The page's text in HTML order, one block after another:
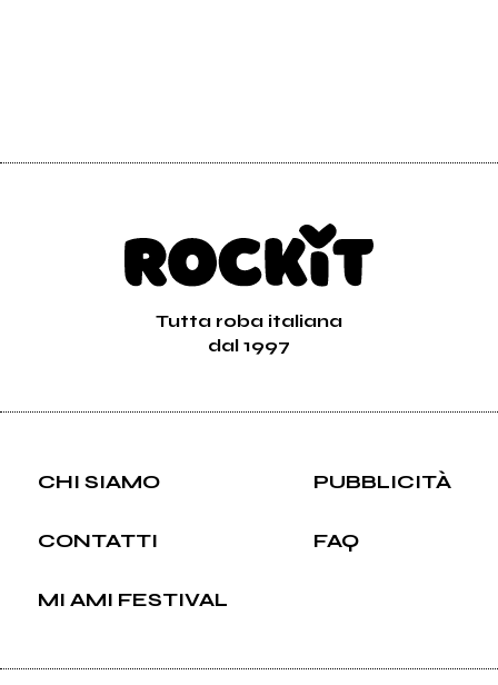
Tutta roba italiana
dal 1997
CHI SIAMO PUBBLICITÀ
CONTATTI FAQ
MI AMI FESTIVAL